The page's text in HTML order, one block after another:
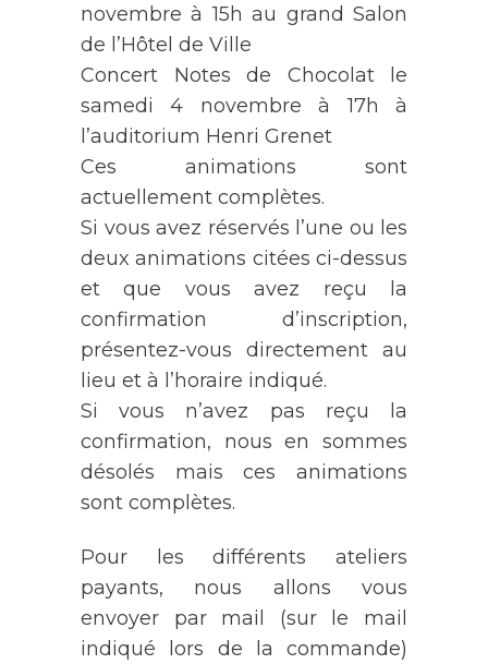
novembre à 15h au grand Salon
de l’Hôtel de Ville
Concert Notes de Chocolat le
samedi 4 novembre à 17h à
l’auditorium Henri Grenet
Ces animations sont
actuellement complètes.
Si vous avez réservés l’une ou les
deux animations citées ci-dessus
et que vous avez reçu la
confirmation d’inscription,
présentez-vous directement au
lieu et à l’horaire indiqué.
Si vous n’avez pas reçu la
confirmation, nous en sommes
désolés mais ces animations
sont complètes.
Pour les différents ateliers
payants, nous allons vous
envoyer par mail (sur le mail
indiqué lors de la commande)